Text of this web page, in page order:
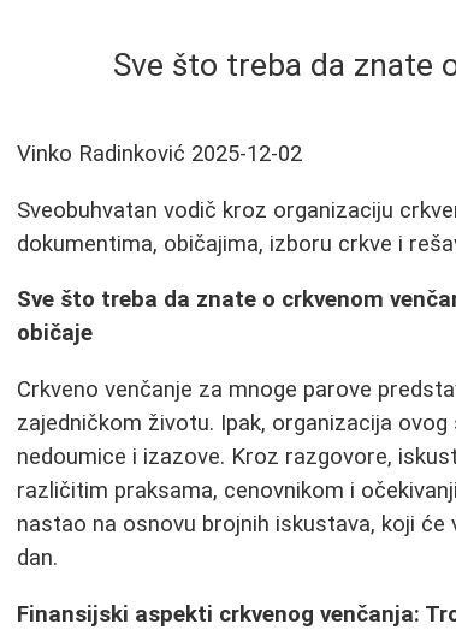
Sve što treba da znate
Vinko Radinković 2025-12-02
Sveobuhvatan vodič kroz organizaciju
dokumentima, običajima, izboru crkve i
Sve što treba da znate o crkvenom
običaje
Crkveno venčanje za mnoge parove
zajedničkom životu. Ipak, organizacija
nedoumice i izazove. Kroz razgovore,
različitim praksama, cenovnikom i
nastao na osnovu brojnih iskustava, koji
dan.
Finansijski aspekti crkvenog venčanja: